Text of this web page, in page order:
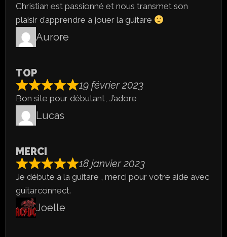
Christian est passionné et nous transmet son
plaisir d’apprendre à jouer la guitare
Aurore
TOP
19 février 2023
Bon site pour débutant, J’adore
Lucas
MERCI
18 janvier 2023
Je débute à la guitare , merci pour votre aide avec
guitarconnect.
Joelle